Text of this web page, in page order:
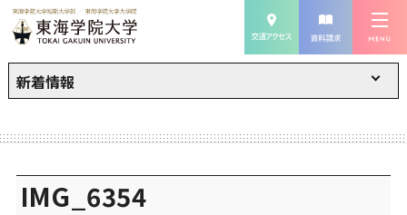
新着情報
IMG_6354